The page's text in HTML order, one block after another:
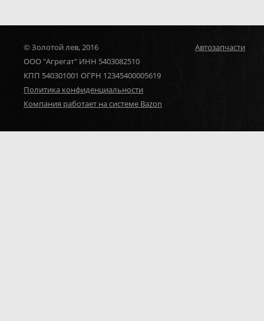
© Золотой лев, 2016
ООО "Агрегат" ИНН 5403082510
КПП 540301001 ОГРН 12345400005619
Политика конфиденциальности
Компания работает на системе Bazon
Автозапчасти